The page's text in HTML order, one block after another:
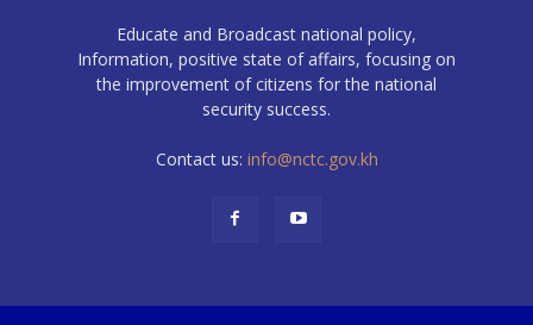
Educate and Broadcast national policy,
Information, positive state of affairs, focusing on
the improvement of citizens for the national
security success.
Contact us: info@nctc.gov.kh